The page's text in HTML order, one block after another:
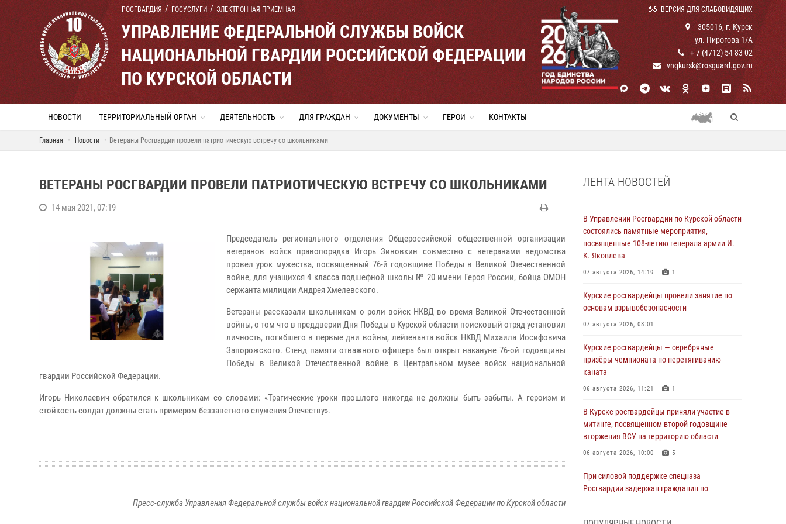
РОСГВАРДИЯ ГОСУСЛУГИ ЭЛЕКТРОННАЯ ПРИЕМНАЯ ВЕРСИЯ ДЛЯ СЛАБОВИДЯЩИХ
УПРАВЛЕНИЕ ФЕДЕРАЛЬНОЙ СЛУЖБЫ ВОЙСК
НАЦИОНАЛЬНОЙ ГВАРДИИ РОССИЙСКОЙ ФЕДЕРАЦИИ
ПО КУРСКОЙ ОБЛАСТИ
305016, г. Курск
ул. Пирогова 1/А
+ 7 (4712) 54-83-02
vngkursk@rosguard.gov.ru
НОВОСТИ ТЕРРИТОРИАЛЬНЫЙ ОРГАН ДЕЯТЕЛЬНОСТЬ ДЛЯ ГРАЖДАН ДОКУМЕНТЫ ГЕРОИ КОНТАКТЫ
Главная Новости Ветераны Росгвардии провели патриотическую встречу со школьниками
ВЕТЕРАНЫ РОСГВАРДИИ ПРОВЕЛИ ПАТРИОТИЧЕСКУЮ ВСТРЕЧУ СО ШКОЛЬНИКАМИ
14 мая 2021, 07:19
Председатель регионального отделения Общероссийской общественной организации
ветеранов войск правопорядка Игорь Зиновкин совместно с ветеранами ведомства
провел урок мужества, посвященный 76-й годовщине Победы в Великой Отечественной
войне, для учащихся 4 класса подшефной школы № 20 имени Героя России, бойца ОМОН
сержанта милиции Андрея Хмелевского.
Ветераны рассказали школьникам о роли войск НКВД во время Великой Отечественной
войны, о том что в преддверии Дня Победы в Курской области поисковый отряд установил
личность, погибшего в первые дни войны, лейтенанта войск НКВД Михаила Иосифовича
Запорожского. Стенд памяти отважного офицера был открыт накануне 76-ой годовщины
Победы в Великой Отечественной войне в Центральном музее войск национальной
гвардии Российской Федерации.
Игорь Николаевич обратился к школьникам со словами: «Трагические уроки прошлого никогда не должны быть забыты. А героизм и
стойкость солдат должны стать примером беззаветного служения Отечеству».
Пресс-служба Управления Федеральной службы войск национальной гвардии Российской Федерации по Курской области
ЛЕНТА НОВОСТЕЙ
В Управлении Росгвардии по Курской области
состоялись памятные мероприятия,
посвященные 108-летию генерала армии И.
К. Яковлева
07 августа 2026, 14:19 1
Курские росгвардейцы провели занятие по
основам взрывобезопасности
07 августа 2026, 08:01
Курские росгвардейцы — серебряные
призёры чемпионата по перетягиванию
каната
06 августа 2026, 11:21 1
В Курске росгвардейцы приняли участие в
митинге, посвященном второй годовщине
вторжения ВСУ на территорию области
06 августа 2026, 10:00 5
При силовой поддержке спецназа
Росгвардии задержан гражданин по
подозрению в мошенничестве